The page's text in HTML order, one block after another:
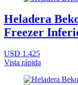
Heladera
Freezer
USD 1.425
Vista rápida